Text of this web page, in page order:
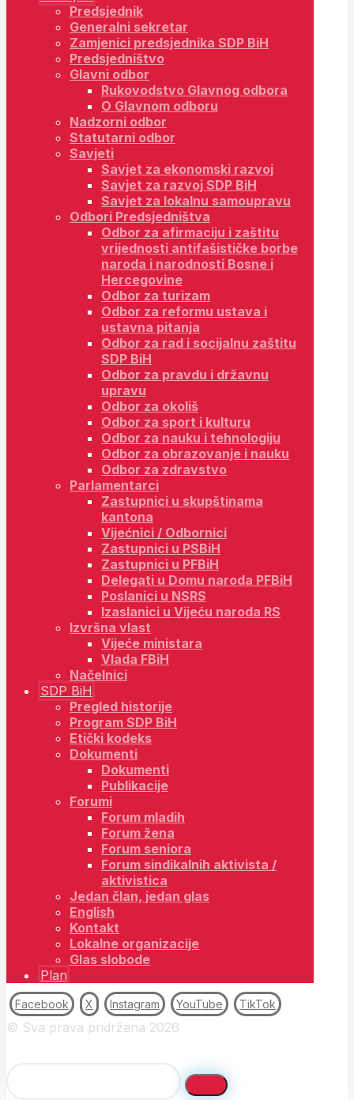
Predsjednik
Generalni sekretar
Zamjenici predsjednika SDP BiH
Predsjedništvo
Glavni odbor
Rukovodstvo Glavnog odbora
O Glavnom odboru
Nadzorni odbor
Statutarni odbor
Savjeti
Savjet za ekonomski razvoj
Savjet za razvoj SDP BiH
Savjet za lokalnu samoupravu
Odbori Predsjedništva
Odbor za afirmaciju i zaštitu
vrijednosti antifašističke borbe
naroda i narodnosti Bosne i
Hercegovine
Odbor za turizam
Odbor za reformu ustava i
ustavna pitanja
Odbor za rad i socijalnu zaštitu
SDP BiH
Odbor za pravdu i državnu
upravu
Odbor za okoliš
Odbor za sport i kulturu
Odbor za nauku i tehnologiju
Odbor za obrazovanje i nauku
Odbor za zdravstvo
Parlamentarci
Zastupnici u skupštinama
kantona
Vijećnici / Odbornici
Zastupnici u PSBiH
Zastupnici u PFBiH
Delegati u Domu naroda PFBiH
Poslanici u NSRS
Izaslanici u Vijeću naroda RS
Izvršna vlast
Vijeće ministara
Vlada FBiH
Načelnici
SDP BiH
Pregled historije
Program SDP BiH
Etički kodeks
Dokumenti
Dokumenti
Publikacije
Forumi
Forum mladih
Forum žena
Forum seniora
Forum sindikalnih aktivista /
aktivistica
Jedan član, jedan glas
English
Kontakt
Lokalne organizacije
Glas slobode
Plan
Facebook X Instagram YouTube TikTok
© Sva prava pridržana 2026